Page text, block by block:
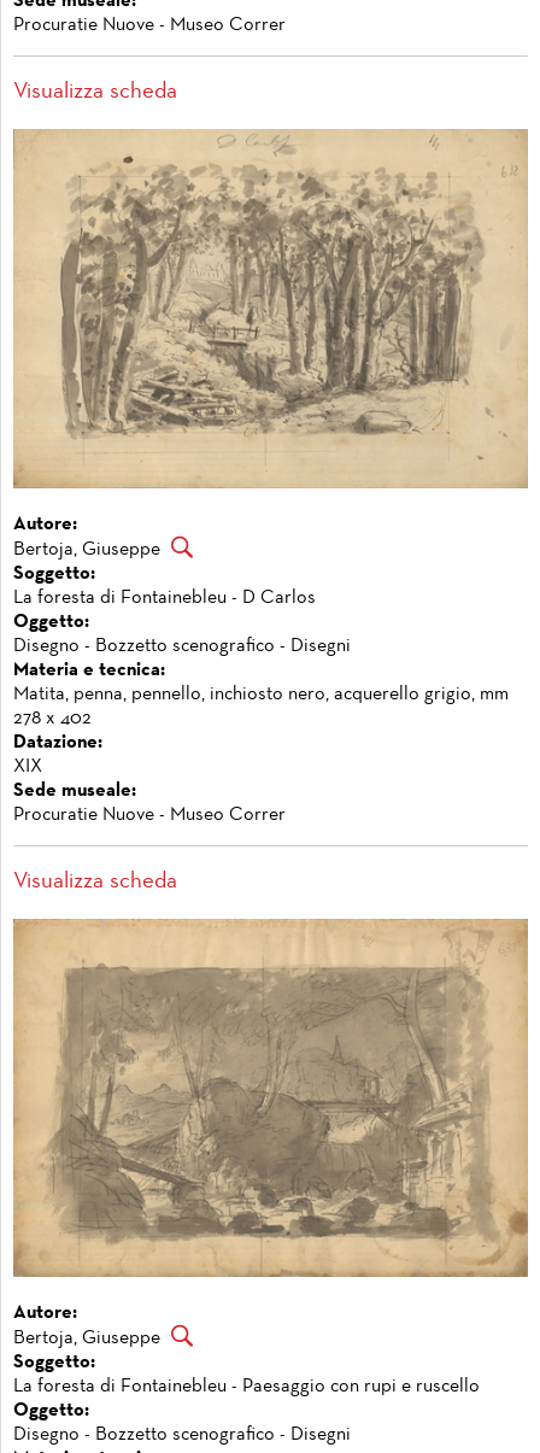
Procuratie Nuove - Museo Correr
Visualizza scheda
Autore:
Bertoja, Giuseppe
Soggetto:
La foresta di Fontainebleu - D Carlos
Oggetto:
Disegno - Bozzetto scenografico - Disegni
Materia e tecnica:
Matita, penna, pennello, inchiosto nero, acquerello grigio, mm
278 x 402
Datazione:
XIX
Sede museale:
Procuratie Nuove - Museo Correr
Visualizza scheda
Autore:
Bertoja, Giuseppe
Soggetto:
La foresta di Fontainebleu - Paesaggio con rupi e ruscello
Oggetto:
Disegno - Bozzetto scenografico - Disegni